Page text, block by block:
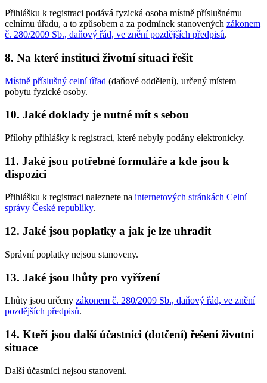
Přihlášku k registraci podává fyzická osoba místně příslušnému
celnímu úřadu, a to způsobem a za podmínek stanovených zákonem
č. 280/2009 Sb., daňový řád, ve znění pozdějších předpisů.
8. Na které instituci životní situaci řešit
Místně příslušný celní úřad (daňové oddělení), určený místem
pobytu fyzické osoby.
10. Jaké doklady je nutné mít s sebou
Přílohy přihlášky k registraci, které nebyly podány elektronicky.
11. Jaké jsou potřebné formuláře a kde jsou k
dispozici
Přihlášku k registraci naleznete na internetových stránkách Celní
správy České republiky.
12. Jaké jsou poplatky a jak je lze uhradit
Správní poplatky nejsou stanoveny.
13. Jaké jsou lhůty pro vyřízení
Lhůty jsou určeny zákonem č. 280/2009 Sb., daňový řád, ve znění
pozdějších předpisů.
14. Kteří jsou další účastníci (dotčení) řešení životní
situace
Další účastníci nejsou stanoveni.